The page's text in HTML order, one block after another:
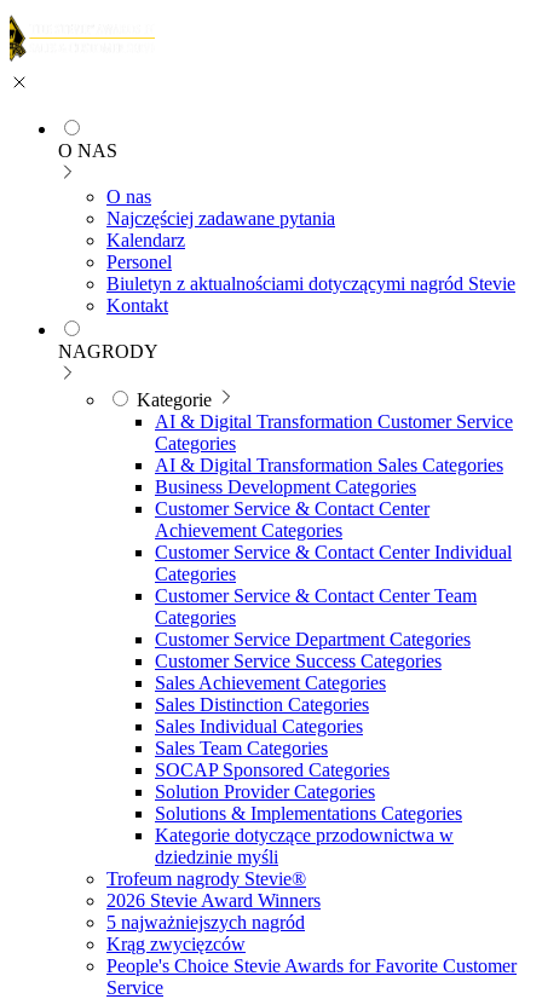
O NAS
O nas
Najczęściej zadawane pytania
Kalendarz
Personel
Biuletyn z aktualnościami dotyczącymi nagród Stevie
Kontakt
NAGRODY
Kategorie
AI & Digital Transformation Customer Service
Categories
AI & Digital Transformation Sales Categories
Business Development Categories
Customer Service & Contact Center
Achievement Categories
Customer Service & Contact Center Individual
Categories
Customer Service & Contact Center Team
Categories
Customer Service Department Categories
Customer Service Success Categories
Sales Achievement Categories
Sales Distinction Categories
Sales Individual Categories
Sales Team Categories
SOCAP Sponsored Categories
Solution Provider Categories
Solutions & Implementations Categories
Kategorie dotyczące przodownictwa w
dziedzinie myśli
Trofeum nagrody Stevie®
2026 Stevie Award Winners
5 najważniejszych nagród
Krąg zwycięzców
People's Choice Stevie Awards for Favorite Customer
Service